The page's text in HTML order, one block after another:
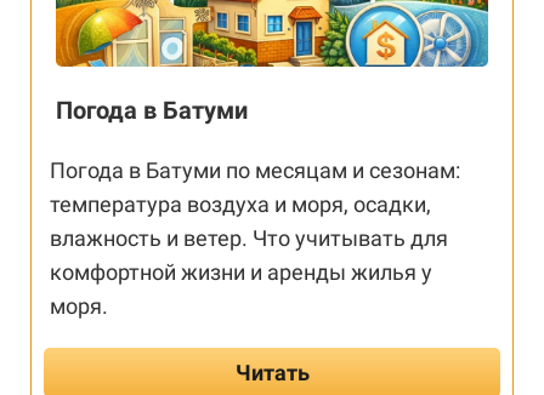
Погода в Батуми
Погода в Батуми по месяцам и сезонам:
температура воздуха и моря, осадки,
влажность и ветер. Что учитывать для
комфортной жизни и аренды жилья у
моря.
Читать